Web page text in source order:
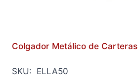
Colgador Metálico de Carteras
SKU: ELLA50